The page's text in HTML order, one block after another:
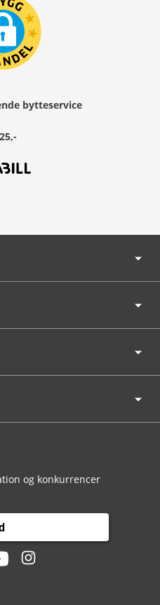
bytteservice
og konkurrencer